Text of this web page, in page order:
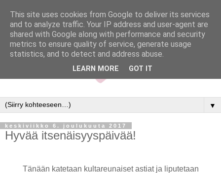
▼
keskiviikko 6. joulukuuta 2017
Hyvää itsenäisyyspäivää!
Tänään katetaan kultareunaiset astiat ja liputetaan
This site uses cookies from Google to deliver its services
and to analyze traffic. Your IP address and user-agent are
shared with Google along with performance and security
metrics to ensure quality of service, generate usage
statistics, and to detect and address abuse.
LEARN MORE GOT IT